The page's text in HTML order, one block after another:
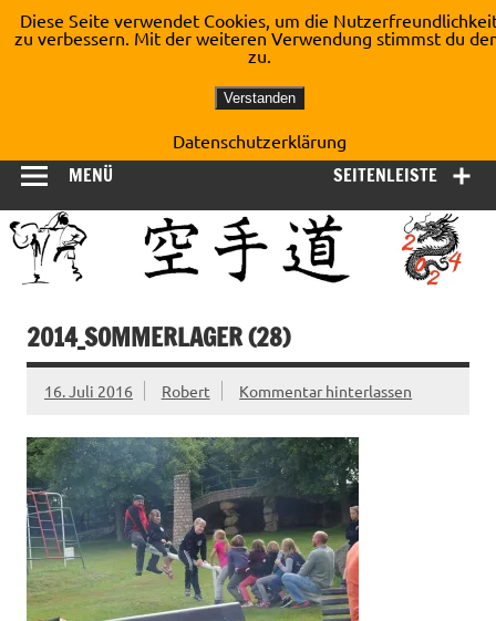
Inhalt
springen
Shotokan Karate Dojo
Kirchberg e.V.
SEITENLEISTE
MENÜ
2014_SOMMERLAGER (28)
16. Juli 2016 Robert Kommentar hinterlassen
Diese Seite verwendet Cookies, um die
zu verbessern. Mit der weiteren Verwendung stimmst du
zu.
Verstanden
Datenschutzerklärung